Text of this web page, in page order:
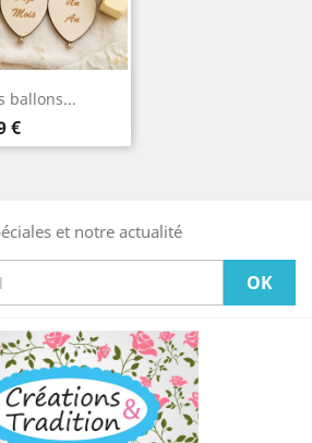
ballons...
€
et notre actualité